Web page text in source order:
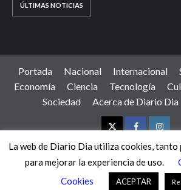
ÚLTIMAS NOTICIAS
Portada Nacional Internacional
Economía
Ciencia Tecnología
Sociedad
Acerca de Diario Dia
Copyright © Diario Día - Grupo IWO.
reservados.
CoverNews por
La web de Diario Dia utiliza cookies, tanto
para mejorar la experiencia de uso.
Cookies
ACEPTAR